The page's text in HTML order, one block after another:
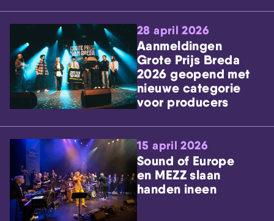
28 april 2026
Aanmeldingen
Grote Prijs Breda
2026 geopend met
nieuwe categorie
voor producers
15 april 2026
Sound of Europe
en MEZZ slaan
handen ineen